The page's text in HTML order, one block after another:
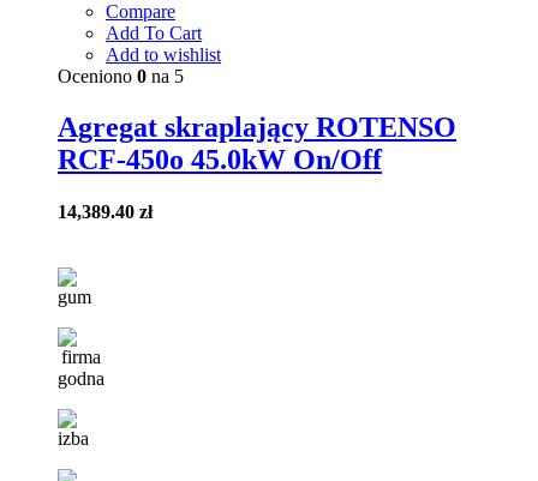
Compare
Add To Cart
Add to wishlist
Oceniono 0 na 5
Agregat skraplający ROTENSO
RCF-450o 45.0kW On/Off
14,389.40 zł